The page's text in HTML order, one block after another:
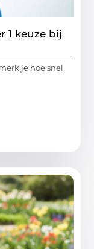
1 keuze bij
je hoe snel